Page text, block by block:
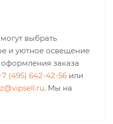
выбрать
и уютное освещение
заказа
(495) 642-42-56 или
. Мы на